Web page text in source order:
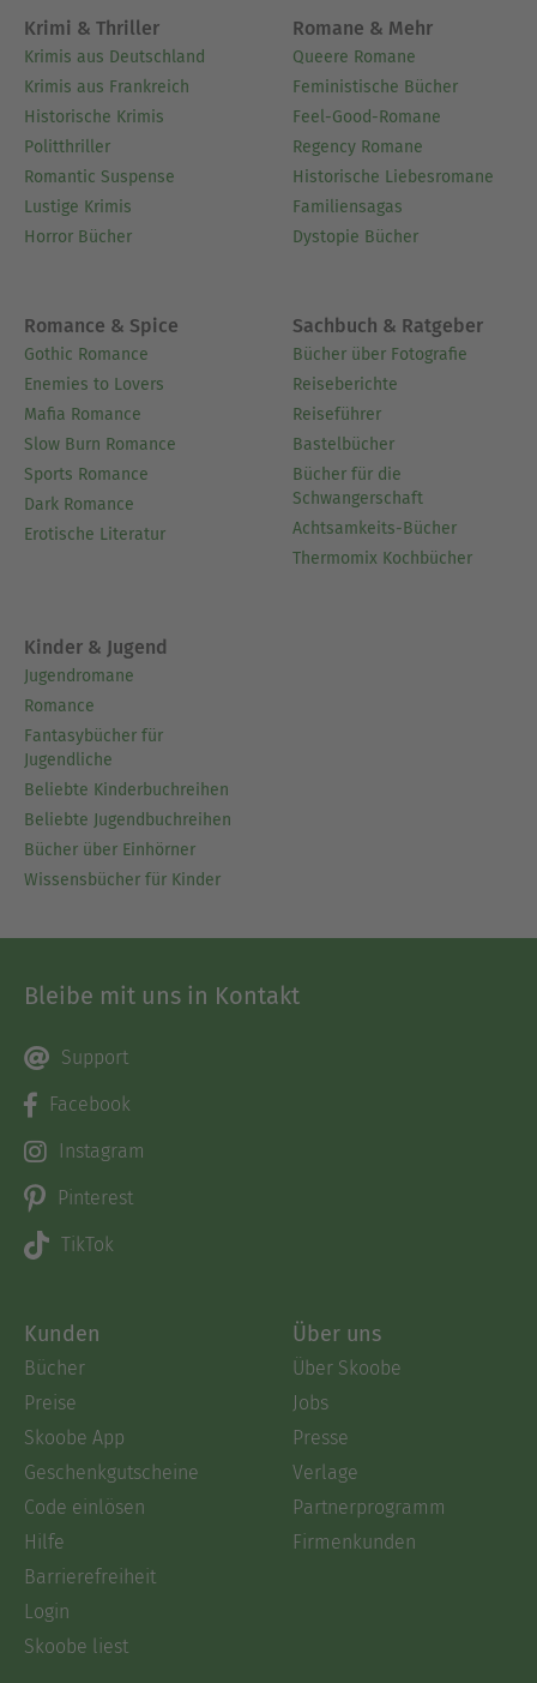
Krimi & Thriller
Krimis aus Deutschland
Krimis aus Frankreich
Historische Krimis
Politthriller
Romantic Suspense
Lustige Krimis
Horror Bücher
Romane & Mehr
Queere Romane
Feministische Bücher
Feel-Good-Romane
Regency Romane
Historische Liebesromane
Familiensagas
Dystopie Bücher
Romance & Spice
Gothic Romance
Enemies to Lovers
Mafia Romance
Slow Burn Romance
Sports Romance
Dark Romance
Erotische Literatur
Sachbuch & Ratgeber
Bücher über Fotografie
Reiseberichte
Reiseführer
Bastelbücher
Bücher für die
Schwangerschaft
Achtsamkeits-Bücher
Thermomix Kochbücher
Kinder & Jugend
Jugendromane
Romance
Fantasybücher für
Jugendliche
Beliebte Kinderbuchreihen
Beliebte Jugendbuchreihen
Bücher über Einhörner
Wissensbücher für Kinder
Bleibe mit uns in Kontakt
Support
Facebook
Instagram
Pinterest
TikTok
Kunden
Bücher
Preise
Skoobe App
Geschenkgutscheine
Code einlösen
Hilfe
Barrierefreiheit
Login
Skoobe liest
Über uns
Über Skoobe
Jobs
Presse
Verlage
Partnerprogramm
Firmenkunden